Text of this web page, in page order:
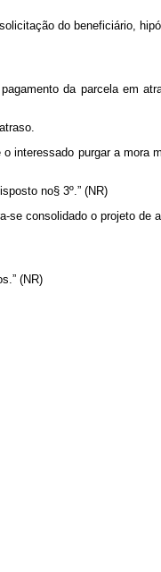
do beneficiário,
da parcela em
interessado purgar a mora
no§ 3º.” (NR)
consolidado o projeto de
(NR)